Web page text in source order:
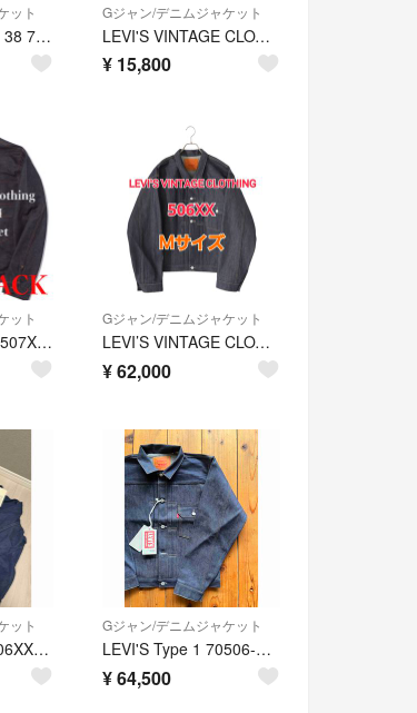
ット
506XX 1st 日本製 38 71506 Levi's 復刻
Gジャン/デニムジャケット
LEVI'S VINTAGE CLOTHING BigE 3rd jacket
¥ 15,800
ット
LVC LEVI'S 1953 507XX 2nd 44 Rigid Tバック
Gジャン/デニムジャケット
LEVI’S VINTAGE CLOTHING★1936 TYPE Iサイズ40
¥62,000
ット
【極美品】LVC 506XXE 1st size46 日本製 濃紺
Gジャン/デニムジャケット
LEVI'S Type 1 70506-0028 1936 506XX 1st
¥64,500